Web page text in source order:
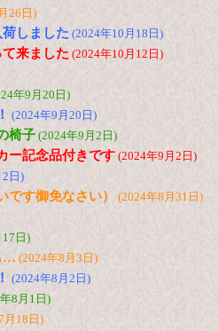
26日)
しました (2024年10月18日)
来ました (2024年10月12日)
年9月20日)
(2024年9月20日)
椅子 (2024年9月2日)
ー記念品付きです (2024年9月2日)
日)
す御免なさい） (2024年8月31日)
17日)
… (2024年8月3日)
(2024年8月2日)
8月1日)
月18日)